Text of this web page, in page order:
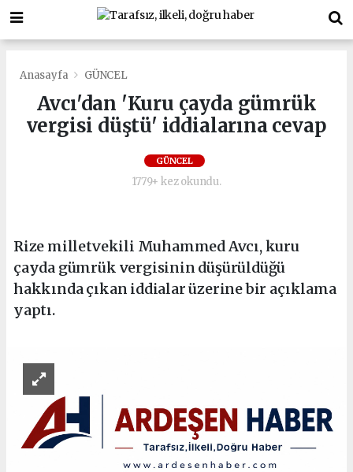
Anasayfa GÜNCEL
Avcı'dan 'Kuru çayda gümrük
vergisi düştü' iddialarına cevap
GÜNCEL
1779+ kez okundu.
Rize milletvekili Muhammed Avcı, kuru
çayda gümrük vergisinin düşürüldüğü
hakkında çıkan iddialar üzerine bir açıklama
yaptı.